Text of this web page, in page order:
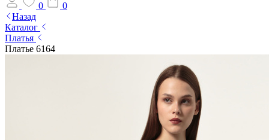
0
0
Назад
Каталог
Платья
Платье 6164